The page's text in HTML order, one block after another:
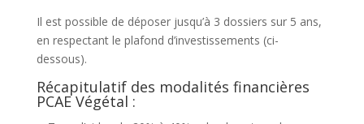
Il est possible de déposer jusqu’à 3 dossiers sur 5 ans,
en respectant le plafond d’investissements (ci-
dessous).
Récapitulatif des modalités financières
PCAE Végétal :